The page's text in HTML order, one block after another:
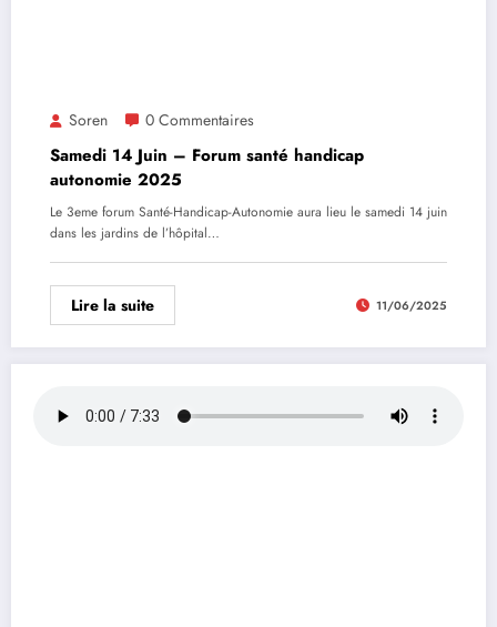
Soren 0 Commentaires
Samedi 14 Juin – Forum santé handicap
autonomie 2025
Le 3eme forum Santé-Handicap-Autonomie aura lieu le samedi 14 juin
dans les jardins de l’hôpital…
Lire la suite 11/06/2025